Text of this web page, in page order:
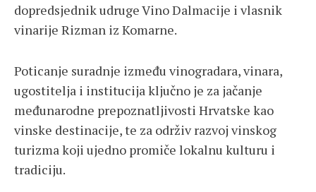
dopredsjednik udruge Vino Dalmacije i vlasnik
vinarije Rizman iz Komarne.
Poticanje suradnje između vinogradara, vinara,
ugostitelja i institucija ključno je za jačanje
međunarodne prepoznatljivosti Hrvatske kao
vinske destinacije, te za održiv razvoj vinskog
turizma koji ujedno promiče lokalnu kulturu i
tradiciju.